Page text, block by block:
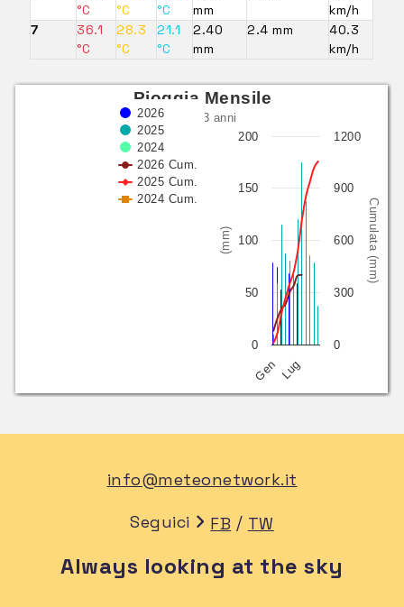
°C
°C
°C
mm
km/h
7
36.1
°C
28.3
°C
21.1
°C
2.40
mm
2.4 mm
40.3
km/h
(mm) Cumulata (mm)
Pioggia Mensile
ultimi 3 anni
2026
2025
2024
2026 Cum.
2025 Cum.
2024 Cum.
Gen Lug
0
50
100
150
200
0
300
600
900
1200
info@meteonetwork.it
Seguici FB / TW
Always looking at the sky